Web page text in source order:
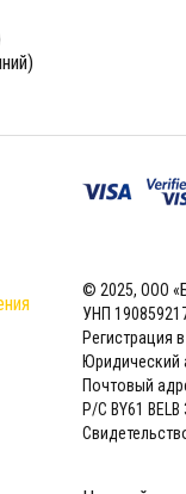
© 2025, ООО
УНП
Регистрация
Юридический
Почтовый
Р/С BY61